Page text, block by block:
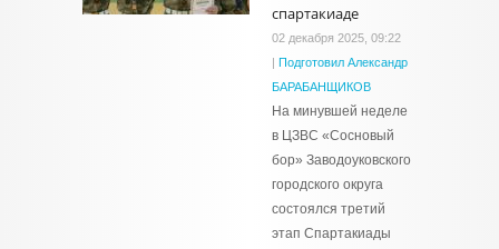
спартакиаде
02 декабря 2025, 09:22
| Подготовил Александр
БАРАБАНЩИКОВ
На минувшей неделе
в ЦЗВС «Сосновый
бор» Заводоуковского
городского округа
состоялся третий
этап Спартакиады